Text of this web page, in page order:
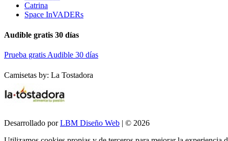
Catrina
Space InVADERs
Audible gratis 30 días
Prueba gratis Audible 30 días
Camisetas by: La Tostadora
Desarrollado porLBM Diseño Web | © 2026